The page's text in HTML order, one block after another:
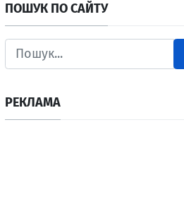
ПОШУК ПО САЙТУ
РЕКЛАМА